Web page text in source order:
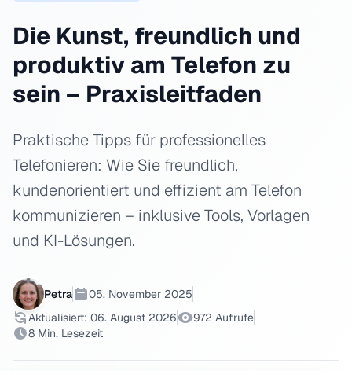
Die Kunst, freundlich und
produktiv am Telefon zu
sein – Praxisleitfaden
Praktische Tipps für professionelles
Telefonieren: Wie Sie freundlich,
kundenorientiert und effizient am Telefon
kommunizieren – inklusive Tools, Vorlagen
und KI-Lösungen.
Petra
05. November 2025
Aktualisiert: 06. August 2026
972 Aufrufe
8 Min. Lesezeit